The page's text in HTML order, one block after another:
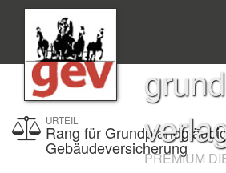
PREMIUM
URTEIL
Rang für
Gebäudeversicherung